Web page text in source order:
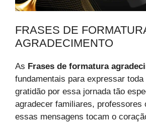
FRASES DE
AGRADECIMENTO
As Frases de formatura
fundamentais para expressar toda
gratidão por essa jornada tão
agradecer familiares, professores
essas mensagens tocam o